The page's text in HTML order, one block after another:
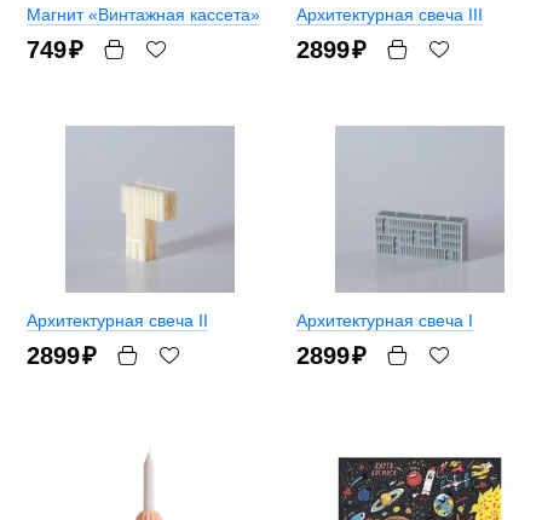
Магнит «Винтажная кассета»
749₽
Архитектурная свеча III
2899₽
Архитектурная свеча II
2899₽
Архитектурная свеча I
2899₽